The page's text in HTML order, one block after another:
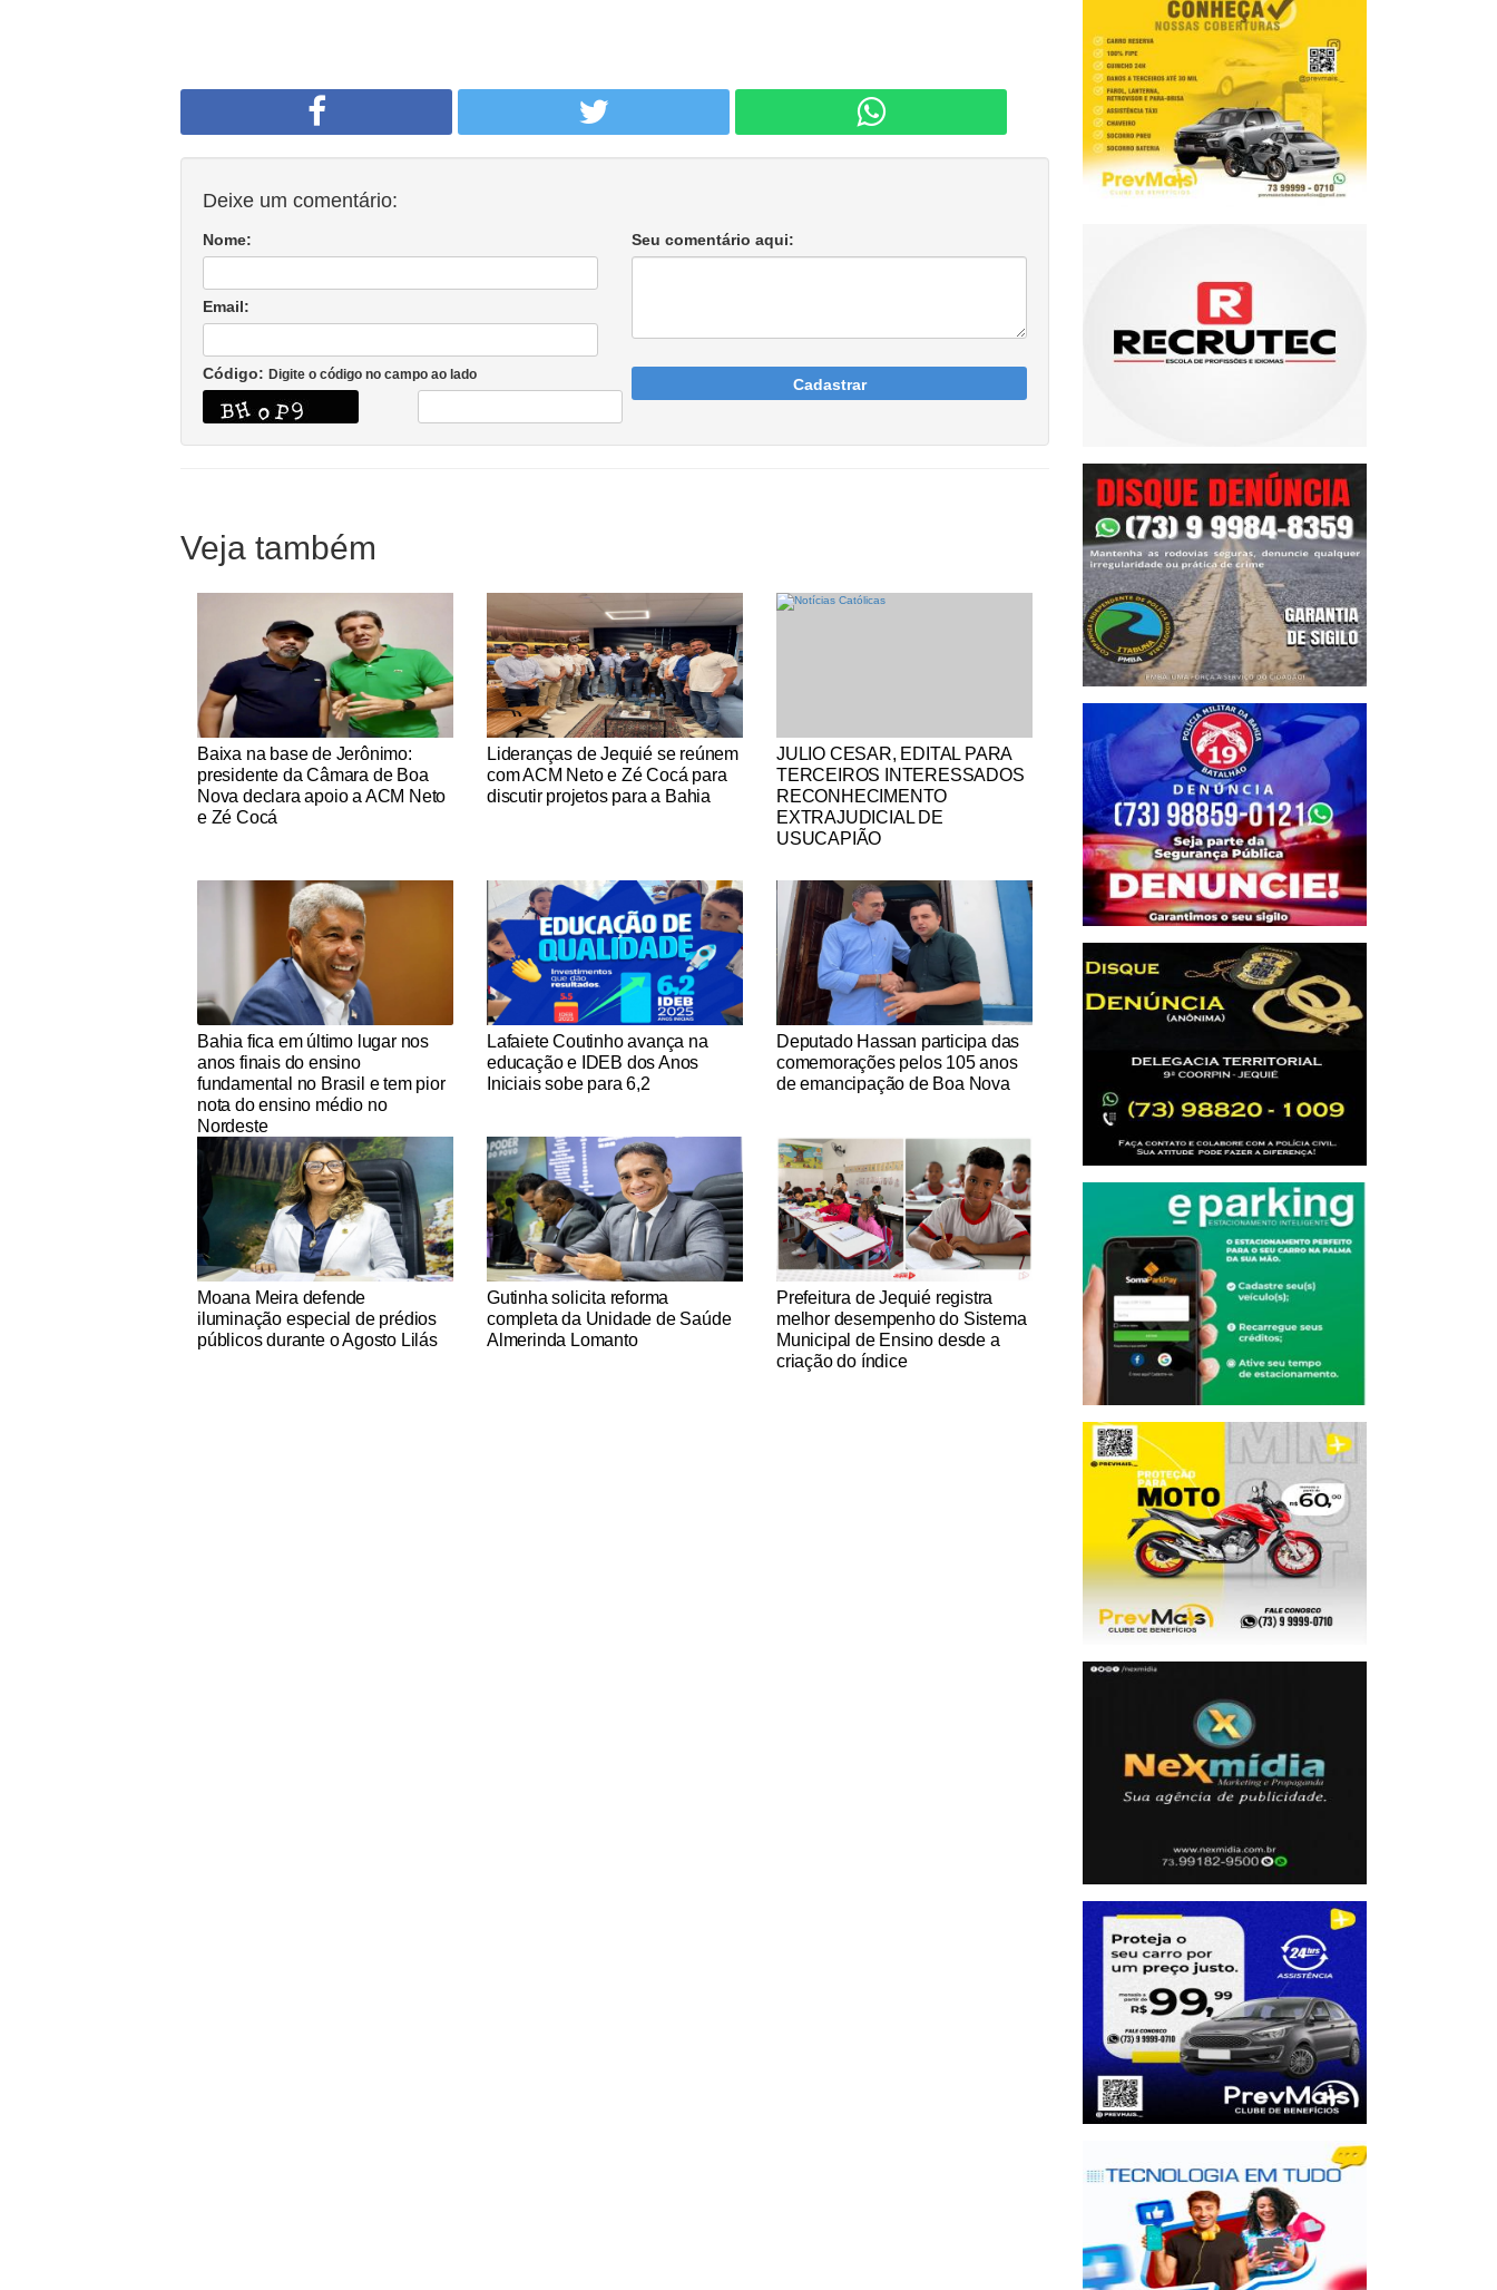
Deixe um comentário:
Nome:
Email:
Código: Digite o código no campo ao lado
Seu comentário aqui:
Cadastrar
Veja também
Notícias Católicas
Baixa na base de Jerônimo:
presidente da Câmara de Boa
Nova declara apoio a ACM Neto
e Zé Cocá
Notícias Católicas
Lideranças de Jequié se reúnem
com ACM Neto e Zé Cocá para
discutir projetos para a Bahia
Notícias Católicas
JULIO CESAR, EDITAL PARA
TERCEIROS INTERESSADOS
RECONHECIMENTO
EXTRAJUDICIAL DE
USUCAPIÃO
Notícias Católicas
Bahia fica em último lugar nos
anos finais do ensino
fundamental no Brasil e tem pior
nota do ensino médio no
Nordeste
Notícias Católicas
Lafaiete Coutinho avança na
educação e IDEB dos Anos
Iniciais sobe para 6,2
Notícias Católicas
Deputado Hassan participa das
comemorações pelos 105 anos
de emancipação de Boa Nova
Notícias Católicas
Moana Meira defende
iluminação especial de prédios
públicos durante o Agosto Lilás
Notícias Católicas
Gutinha solicita reforma
completa da Unidade de Saúde
Almerinda Lomanto
Notícias Católicas
Prefeitura de Jequié registra
melhor desempenho do Sistema
Municipal de Ensino desde a
criação do índice